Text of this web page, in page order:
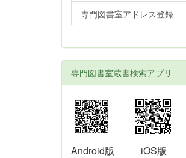
専門図書室アドレス登録
専門図書室蔵書検索アプリ
Android版 iOS版